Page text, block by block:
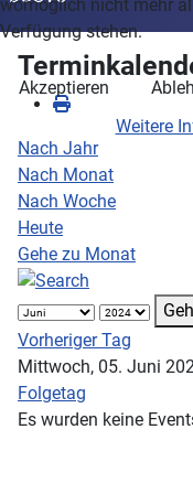
Nach Jahr
Nach Monat
Nach Woche
Heute
Gehe zu Monat
Vorheriger Tag
Mittwoch, 05. Juni
Folgetag
Es wurden keine
womöglich nicht mehr
Verfügung stehen.
Akzeptieren
Weitere